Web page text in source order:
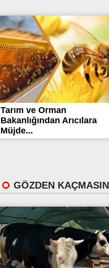
Tarım ve Orman
Bakanlığından Arıcılara
Müjde...
GÖZDEN KAÇMASIN